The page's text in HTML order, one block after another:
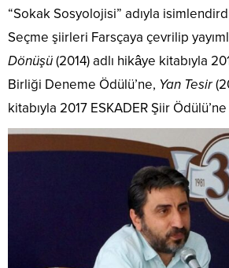
“Sokak Sosyolojisi” adıyla
Seçme şiirleri Farsçaya çevrilip
Dönüşü(2014) adlı hikâye kitabıyla
Birliği Deneme Ödülü’ne, Yan Tesir
kitabıyla 2017 ESKADER Şiir